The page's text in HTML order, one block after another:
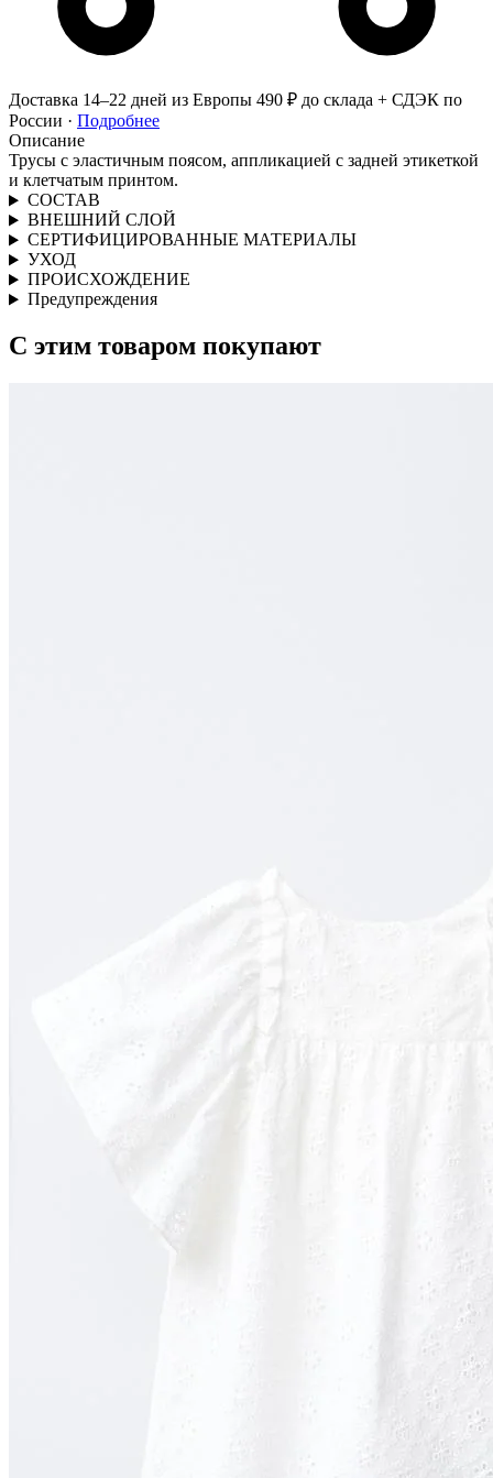
Доставка 14–22 дней из Европы 490 ₽ до склада + СДЭК по
России · Подробнее
Описание
Трусы с эластичным поясом, аппликацией с задней этикеткой
и клетчатым принтом.
СОСТАВ
ВНЕШНИЙ СЛОЙ
СЕРТИФИЦИРОВАННЫЕ МАТЕРИАЛЫ
УХОД
ПРОИСХОЖДЕНИЕ
Предупреждения
С этим товаром покупают